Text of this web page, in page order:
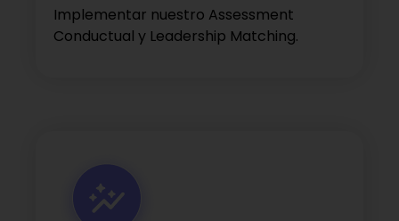
Implementar nuestro Assessment
Conductual y Leadership Matching.